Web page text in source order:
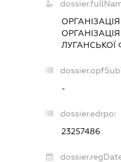
ЛУГАНСЬКОЇ
-
dossier.edrpo:
23257486